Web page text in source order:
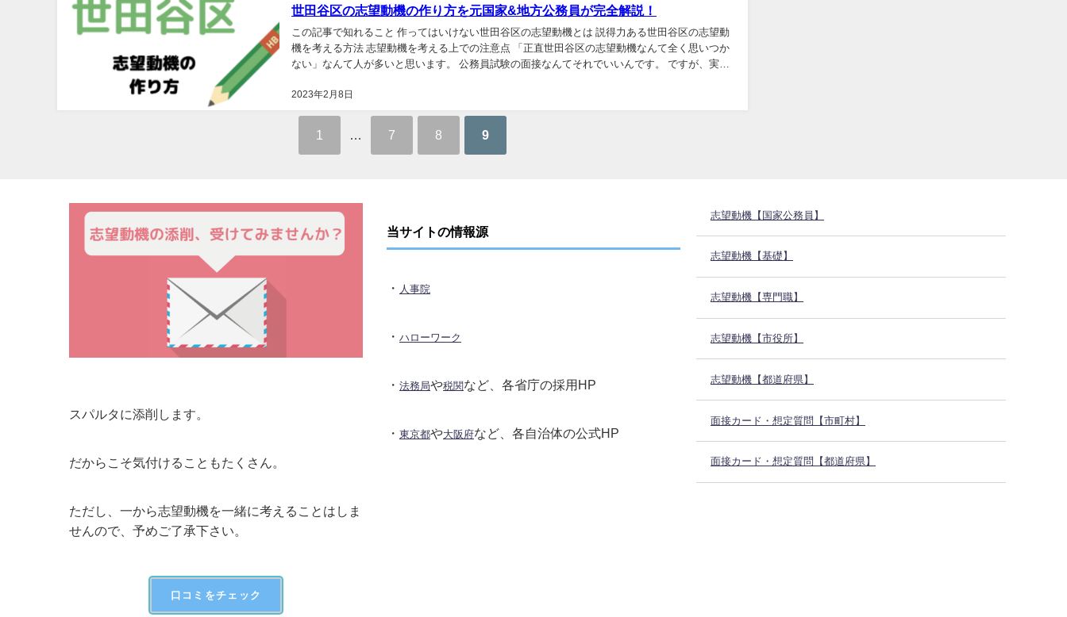
世田谷区の志望動機の作り方を元国家&地方公務員が完全解説！
2023年2月8日
この記事で知れること 作ってはいけない世田谷区の志望動機とは 説得力ある世田谷区の志望動
機を考える方法 志望動機を考える上での注意点 「正直世田谷区の志望動機なんて全く思いつか
ない」なんて人が多いと思います。 公務員試験の面接なんてそれでいいんです。 ですが、実際
1 … 7 8 9
スパルタに添削します。
だからこそ気付けることもたくさん。
ただし、一から志望動機を一緒に考えることはしま
せんので、予めご了承下さい。
口コミをチェック
当サイトの情報源
・ 人事院
・ ハローワーク
・ 法務局や税関など、各省庁の採用HP
・ 東京都や大阪府など、各自治体の公式HP
志望動機【国家公務員】
志望動機【基礎】
志望動機【専門職】
志望動機【市役所】
志望動機【都道府県】
面接カード・想定質問【市町村】
面接カード・想定質問【都道府県】